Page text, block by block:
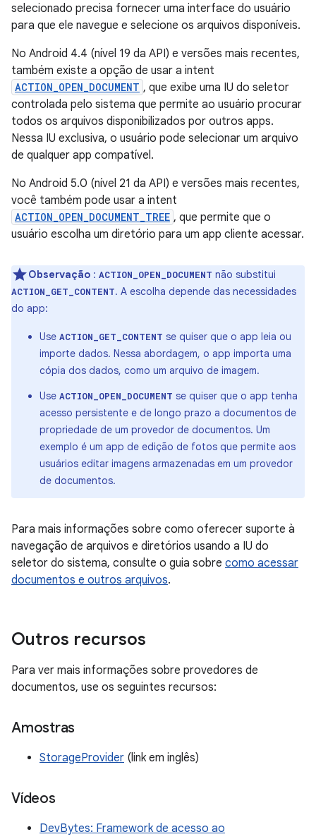
selecionado precisa fornecer uma interface do usuário
para que ele navegue e selecione os arquivos disponíveis.
No Android 4.4 (nível 19 da API) e versões mais recentes,
também existe a opção de usar a intent
ACTION_OPEN_DOCUMENT , que exibe uma IU do seletor
controlada pelo sistema que permite ao usuário procurar
todos os arquivos disponibilizados por outros apps.
Nessa IU exclusiva, o usuário pode selecionar um arquivo
de qualquer app compatível.
No Android 5.0 (nível 21 da API) e versões mais recentes,
você também pode usar a intent
ACTION_OPEN_DOCUMENT_TREE , que permite que o
usuário escolha um diretório para um app cliente acessar.
Observação : ACTION_OPEN_DOCUMENT não substitui
ACTION_GET_CONTENT. A escolha depende das necessidades
do app:
Use ACTION_GET_CONTENT se quiser que o app leia ou
importe dados. Nessa abordagem, o app importa uma
cópia dos dados, como um arquivo de imagem.
Use ACTION_OPEN_DOCUMENT se quiser que o app tenha
acesso persistente e de longo prazo a documentos de
propriedade de um provedor de documentos. Um
exemplo é um app de edição de fotos que permite aos
usuários editar imagens armazenadas em um provedor
de documentos.
Para mais informações sobre como oferecer suporte à
navegação de arquivos e diretórios usando a IU do
seletor do sistema, consulte o guia sobre como acessar
documentos e outros arquivos.
Outros recursos
Para ver mais informações sobre provedores de
documentos, use os seguintes recursos:
Amostras
StorageProvider (link em inglês)
Vídeos
DevBytes: Framework de acesso ao